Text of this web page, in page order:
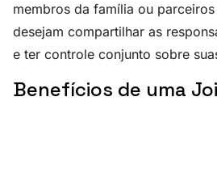
membros da família ou
desejam compartilhar as
e ter controle conjunto sobre
Benefícios de uma